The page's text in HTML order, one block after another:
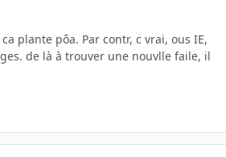
plante pôa. Par contr, c vrai, ous IE,
de là à trouver une nouvlle faile, il